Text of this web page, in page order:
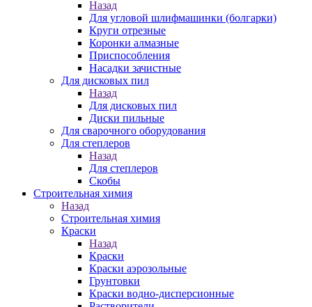
Назад
Для угловой шлифмашинки (болгарки)
Круги отрезные
Коронки алмазные
Приспособления
Насадки зачистные
Для дисковых пил
Назад
Для дисковых пил
Диски пильные
Для сварочного оборудования
Для степлеров
Назад
Для степлеров
Скобы
Строительная химия
Назад
Строительная химия
Краски
Назад
Краски
Краски аэрозольные
Грунтовки
Краски водно-дисперсионные